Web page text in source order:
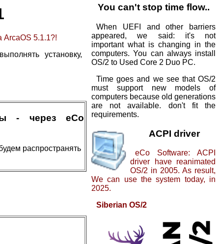
ArcaOS 5.1.1?!
установку,
- через eCo
распространять
You can't stop time flow..
When UEFI and other barriers
appeared, we said: it's not
important what is changing in the
computers. You can always install
OS/2 to Used Core 2 Duo PC.
Time goes and we see that OS/2
must support new models of
computers because old generations
are not available. don't fit the
requirements.
ACPI driver
eCo Software: ACPI
driver have reanimated
OS/2 in 2005. As result,
We can use the system today, in
2025.
Siberian OS/2